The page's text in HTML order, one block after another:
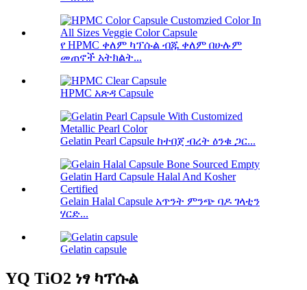
የ HPMC ቀለም ካፕሱል ብጁ ቀለም በሁሉም
መጠኖች አትክልት...
HPMC አጽዳ Capsule
Gelatin Pearl Capsule ከተበጀ ብረት ዕንቁ ጋር...
Gelain Halal Capsule አጥንት ምንጭ ባዶ ገላቲን
ሃርድ...
Gelatin capsule
YQ TiO2 ነፃ ካፕሱል